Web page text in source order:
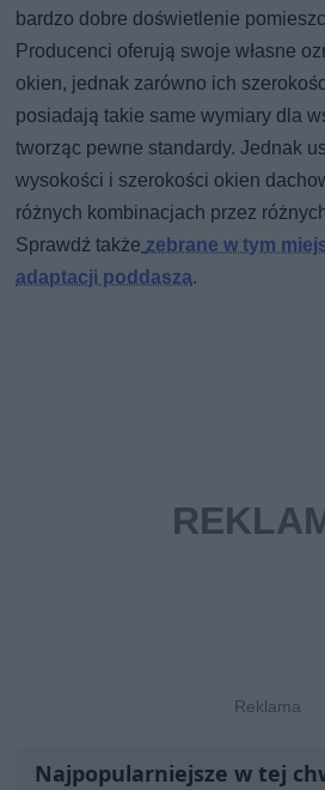
bardzo dobre doświetlenie
Producenci oferują swoje własne
okien, jednak zarówno ich
posiadają takie same wymiary dla
tworząc pewne standardy. Jednak
wysokości i szerokości okien
różnych kombinacjach przez
Sprawdź także zebrane w tym
adaptacji poddasza.
Najpopularniejsze w tej